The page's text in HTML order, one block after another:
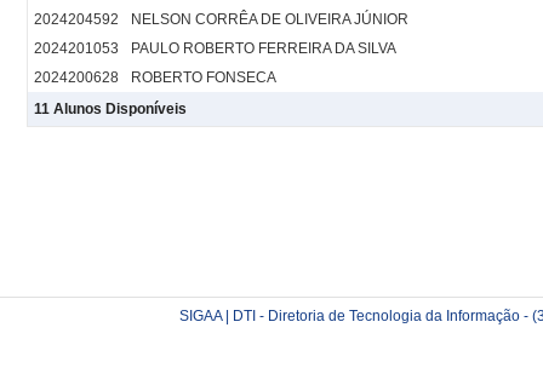
2024204592
NELSON CORRÊA DE OLIVEIRA JÚNIOR
2024201053
PAULO ROBERTO FERREIRA DA SILVA
2024200628
ROBERTO FONSECA
11 Alunos Disponíveis
SIGAA | DTI - Diretoria de Tecnologia da Informação